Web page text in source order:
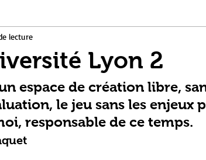
Lyon 2
lecture
espace de création libre,
le jeu sans les enjeux
responsable de ce temps.